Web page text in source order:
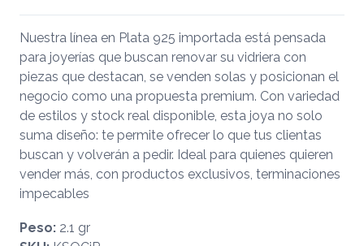
Nuestra línea en Plata 925 importada está pensada
para joyerías que buscan renovar su vidriera con
piezas que destacan, se venden solas y posicionan el
negocio como una propuesta premium. Con variedad
de estilos y stock real disponible, esta joya no solo
suma diseño: te permite ofrecer lo que tus clientas
buscan y volverán a pedir. Ideal para quienes quieren
vender más, con productos exclusivos, terminaciones
impecables
Peso: 2.1 gr